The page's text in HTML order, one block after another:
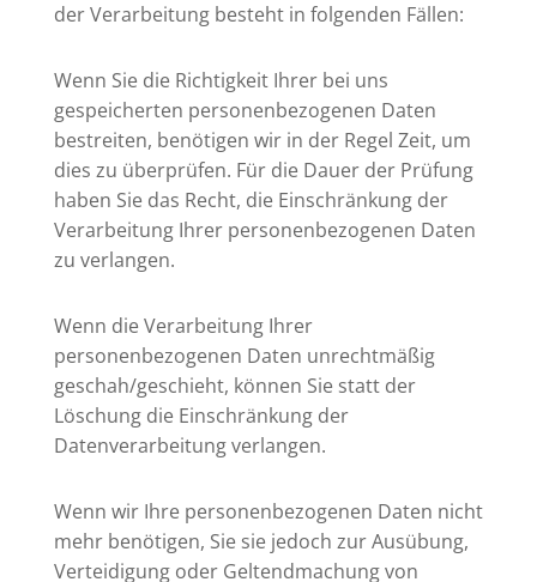
der Verarbeitung besteht in folgenden Fällen:
Wenn Sie die Richtigkeit Ihrer bei uns
gespeicherten personenbezogenen Daten
bestreiten, benötigen wir in der Regel Zeit, um
dies zu überprüfen. Für die Dauer der Prüfung
haben Sie das Recht, die Einschränkung der
Verarbeitung Ihrer personenbezogenen Daten
zu verlangen.
Wenn die Verarbeitung Ihrer
personenbezogenen Daten unrechtmäßig
geschah/geschieht, können Sie statt der
Löschung die Einschränkung der
Datenverarbeitung verlangen.
Wenn wir Ihre personenbezogenen Daten nicht
mehr benötigen, Sie sie jedoch zur Ausübung,
Verteidigung oder Geltendmachung von